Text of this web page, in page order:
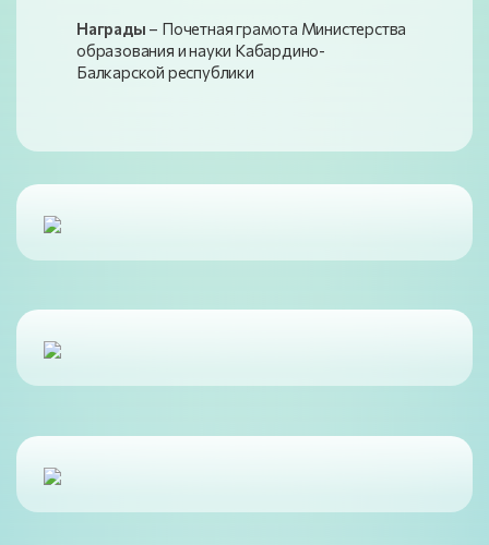
Награды – Почетная грамота Министерства
образования и науки Кабардино-
Балкарской республики